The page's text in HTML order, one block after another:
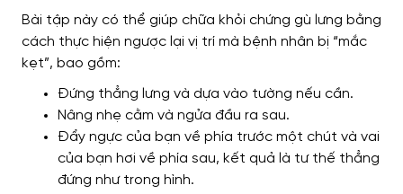
Bài tập này có thể giúp chữa khỏi chứng gù lưng bằng
cách thực hiện ngược lại vị trí mà bệnh nhân bị “mắc
kẹt”, bao gồm:
Đứng thẳng lưng và dựa vào tường nếu cần.
Nâng nhẹ cằm và ngửa đầu ra sau.
Đẩy ngực của bạn về phía trước một chút và vai
của bạn hơi về phía sau, kết quả là tư thế thẳng
đứng như trong hình.